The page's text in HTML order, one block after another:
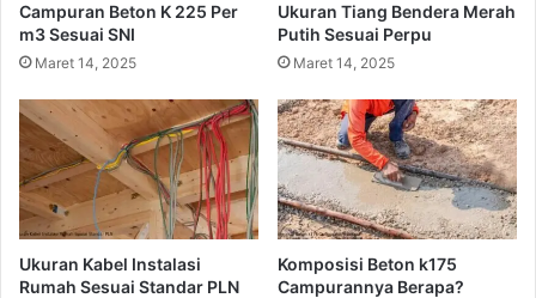
Campuran Beton K 225 Per
m3 Sesuai SNI
Maret 14, 2025
Ukuran Tiang Bendera Merah
Putih Sesuai Perpu
Maret 14, 2025
Ukuran Kabel Instalasi
Rumah Sesuai Standar PLN
Komposisi Beton k175
Campurannya Berapa?